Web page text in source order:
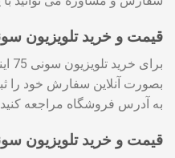
قیمت و خرید تلویزیون سونی 75 اینچ
بصورت آنلاین سفارش خود را
به آدرس فروشگاه مراجعه
قیمت و خرید تلویزیون سونی 75 اینچ